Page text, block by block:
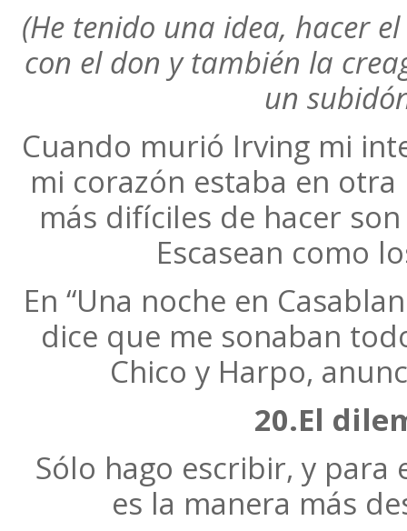
(He tenido una idea, hacer
con el don y también la
un
Cuando murió Irving mi
mi corazón estaba en
más difíciles de hacer
Escasean como
En “Una noche en
dice que me sonaban
Chico y Harpo,
20.El
Sólo hago escribir, y
es la manera más